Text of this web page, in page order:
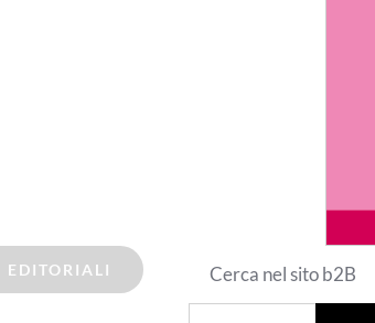
EDITORIALI Cerca nel sito b2B